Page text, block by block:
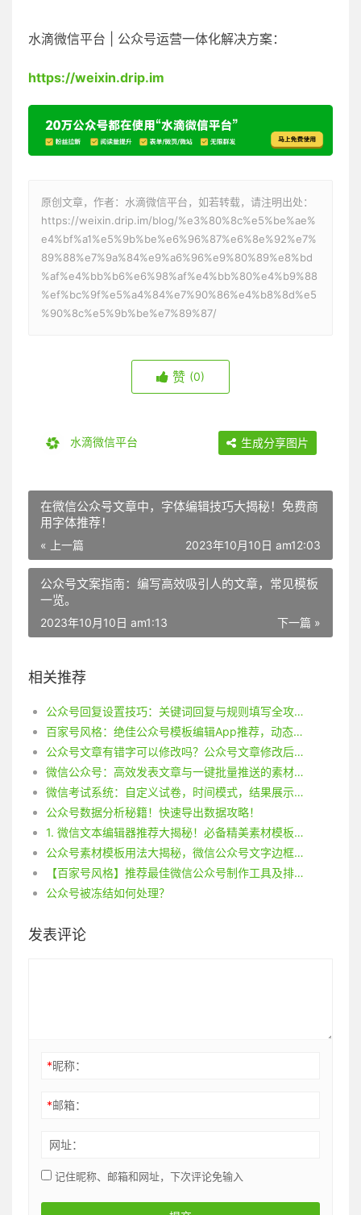
水滴微信平台 | 公众号运营一体化解决方案：
https://weixin.drip.im
原创文章，作者：水滴微信平台，如若转载，请注明出处：
https://weixin.drip.im/blog/%e3%80%8c%e5%be%ae%
e4%bf%a1%e5%9b%be%e6%96%87%e6%8e%92%e7%
89%88%e7%9a%84%e9%a6%96%e9%80%89%e8%bd
%af%e4%bb%b6%e6%98%af%e4%bb%80%e4%b9%88
%ef%bc%9f%e5%a4%84%e7%90%86%e4%b8%8d%e5
%90%8c%e5%9b%be%e7%89%87/
赞 (0)
水滴微信平台 生成分享图片
在微信公众号文章中，字体编辑技巧大揭秘！免费商
用字体推荐！
« 上一篇 2023年10月10日 am12:03
公众号文案指南：编写高效吸引人的文章，常见模板
一览。
下一篇 »
2023年10月10日 am1:13
相关推荐
公众号回复设置技巧：关键词回复与规则填写全攻略！
百家号风格：绝佳公众号模板编辑App推荐，动态模板制作攻略！
公众号文章有错字可以修改吗？公众号文章修改后要重新发布吗？
微信公众号：高效发表文章与一键批量推送的素材管理技巧
微信考试系统：自定义试卷，时间模式，结果展示一键掌握
公众号数据分析秘籍！快速导出数据攻略！
1. 微信文本编辑器推荐大揭秘！必备精美素材模板制作技巧！
公众号素材模板用法大揭秘，微信公众号文字边框添加技巧解密！
【百家号风格】推荐最佳微信公众号制作工具及排版技巧
公众号被冻结如何处理？
发表评论
*昵称：
*邮箱：
网址：
记住昵称、邮箱和网址，下次评论免输入